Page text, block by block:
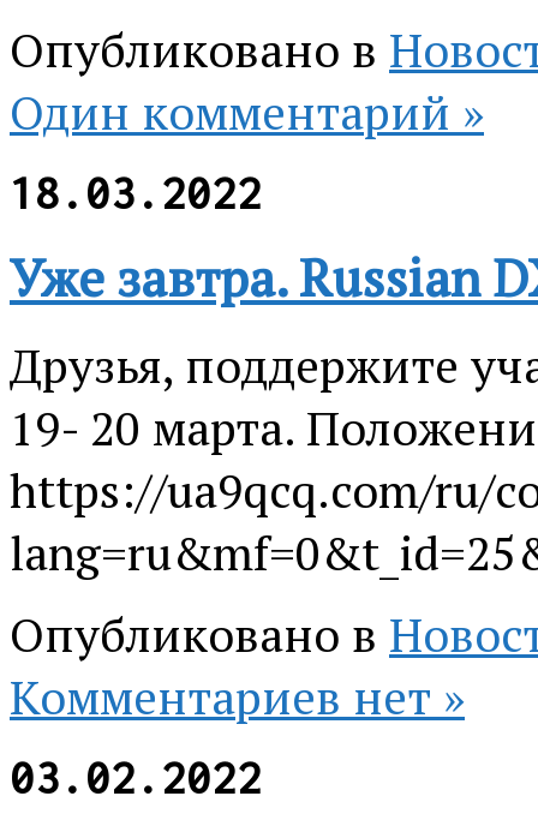
Опубликовано в
Один комментарий »
18.03.2022
Уже завтра. Russian
Друзья, поддержите
19- 20 марта.
https://ua9qcq.com/ru/
Опубликовано в
Комментариев нет »
03.02.2022